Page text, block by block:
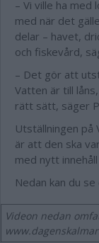
– Vi ville ha
med när det
delar – havet,
och fiskevård,
– Det gör att
Vatten är till
rätt sätt, säger
Utställningen på
är att den ska
med nytt
Nedan kan du
Videon nedan